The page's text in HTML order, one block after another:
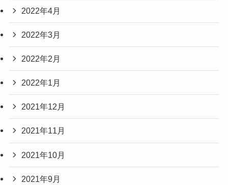
2022年4月
2022年3月
2022年2月
2022年1月
2021年12月
2021年11月
2021年10月
2021年9月